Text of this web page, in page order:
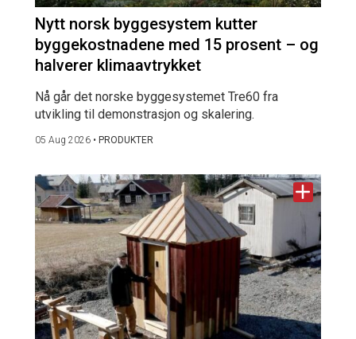
Nytt norsk byggesystem kutter
byggekostnadene med 15 prosent – og
halverer klimaavtrykket
Nå går det norske byggesystemet Tre60 fra
utvikling til demonstrasjon og skalering.
05 Aug 2026 • PRODUKTER